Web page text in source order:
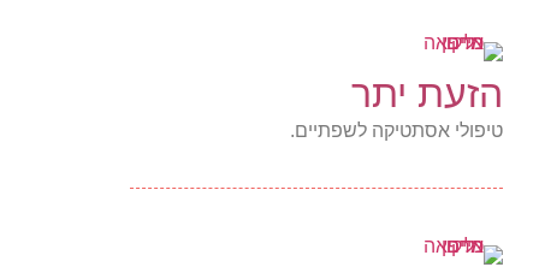
הזעת יתר
טיפולי אסתטיקה לשפתיים.